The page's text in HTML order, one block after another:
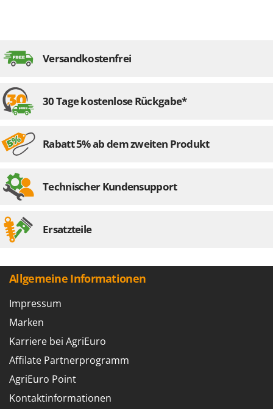
Versandkostenfrei
30 Tage kostenlose Rückgabe*
Rabatt 5% ab dem zweiten Produkt
Technischer Kundensupport
Ersatzteile
Allgemeine Informationen
Impressum
Marken
Karriere bei AgriEuro
Affilate Partnerprogramm
AgriEuro Point
Kontaktinformationen